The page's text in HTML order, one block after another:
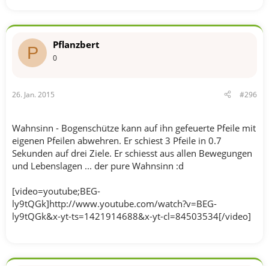
P Pflanzbert
0
26. Jan. 2015 #296
Wahnsinn - Bogenschütze kann auf ihn gefeuerte Pfeile mit
eigenen Pfeilen abwehren. Er schiest 3 Pfeile in 0.7
Sekunden auf drei Ziele. Er schiesst aus allen Bewegungen
und Lebenslagen ... der pure Wahnsinn :d
[video=youtube;BEG-
ly9tQGk]http://www.youtube.com/watch?v=BEG-
ly9tQGk&x-yt-ts=1421914688&x-yt-cl=84503534[/video]